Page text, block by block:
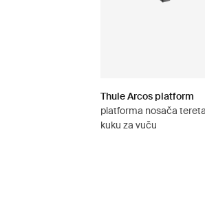
Thule Arcos platform
platforma nosača
kuku za vuču